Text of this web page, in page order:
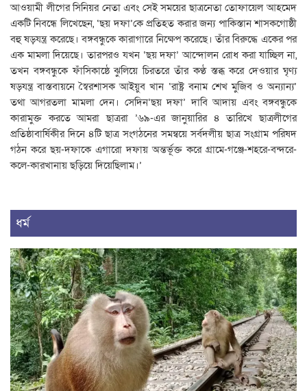
আওয়ামী লীগের সিনিয়র নেতা এবং সেই সময়ের ছাত্রনেতা তোফায়েল আহমেদ
একটি নিবন্ধে লিখেছেন, ‘ছয় দফা’কে প্রতিহত করার জন্য পাকিস্তান শাসকগোষ্ঠী
বহু ষড়যন্ত্র করেছে। বঙ্গবন্ধুকে কারাগারে নিক্ষেপ করেছে। তাঁর বিরুদ্ধে একের পর
এক মামলা দিয়েছে। তারপরও যখন ‘ছয় দফা’ আন্দোলন রোধ করা যাচ্ছিল না,
তখন বঙ্গবন্ধুকে ফাঁসিকাষ্ঠে ঝুলিয়ে চিরতরে তাঁর কণ্ঠ স্তব্ধ করে দেওয়ার ঘৃণ্য
ষড়যন্ত্র বাস্তবায়নে স্বৈরশাসক আইয়ুব খান ‘রাষ্ট্র বনাম শেখ মুজিব ও অন্যান্য’
তথা আগরতলা মামলা দেন। সেদিন‘ছয় দফা’ দাবি আদায় এবং বঙ্গবন্ধুকে
কারামুক্ত করতে আমরা ছাত্ররা ’৬৯-এর জানুয়ারির ৪ তারিখে ছাত্রলীগের
প্রতিষ্ঠাবার্ষিকীর দিনে ৪টি ছাত্র সংগঠনের সমন্বয়ে সর্বদলীয় ছাত্র সংগ্রাম পরিষদ
গঠন করে ছয়-দফাকে এগারো দফায় অন্তর্ভূক্ত করে গ্রামে-গঞ্জে-শহরে-বন্দরে-
কলে-কারখানায় ছড়িয়ে দিয়েছিলাম।’
ধর্ম